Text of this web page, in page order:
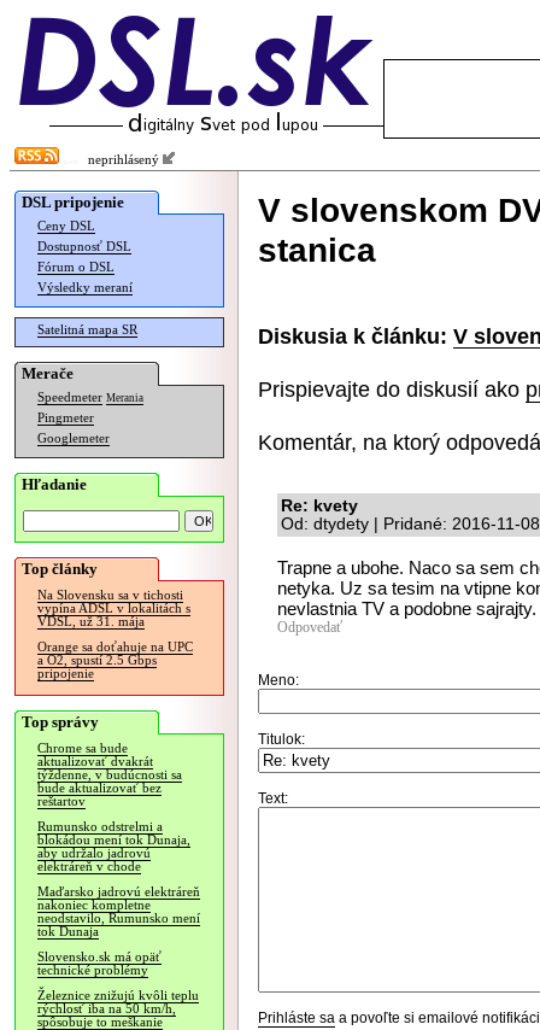
neprihlásený
DSL pripojenie
Ceny DSL
Dostupnosť DSL
Fórum o DSL
Výsledky meraní
Satelitná mapa SR
Merače
Speedmeter Merania
Pingmeter
Googlemeter
Hľadanie
Top články
Na Slovensku sa v tichosti
vypína ADSL v lokalitách s
VDSL, už 31. mája
Orange sa doťahuje na UPC
a O2, spustí 2.5 Gbps
pripojenie
Top správy
Chrome sa bude
aktualizovať dvakrát
týždenne, v budúcnosti sa
bude aktualizovať bez
reštartov
Rumunsko odstrelmi a
blokádou mení tok Dunaja,
aby udržalo jadrovú
elektráreň v chode
Maďarsko jadrovú elektráreň
nakoniec kompletne
neodstavilo, Rumunsko mení
tok Dunaja
Slovensko.sk má opäť
technické problémy
Železnice znižujú kvôli teplu
rýchlosť iba na 50 km/h,
spôsobuje to meškanie
V slovenskom
stanica
Diskusia k článku: V
Prispievajte do diskusií ako
Komentár, na ktorý
Re: kvety
Od: dtydety | Pridané: 2016-11-
Trapne a ubohe. Naco sa sem
netyka. Uz sa tesim na vtipne
nevlastnia TV a podobne sajrajty.
Odpovedať
Meno:
Titulok:
Text:
Prihláste sa a povoľte si emailové